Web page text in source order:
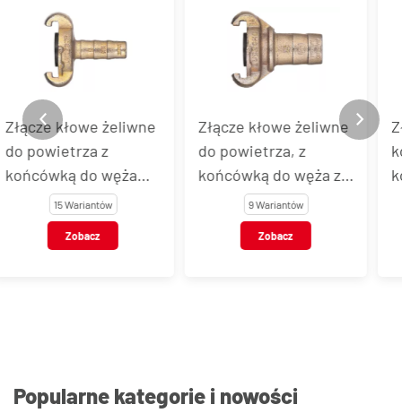
Złącze kłowe żeliwne
do powietrza, z
końcówką do węża z
kołnierzem
zabezpieczającym,
DIN 3489
9 Wariantów
Zobacz
Złącze kłowe z
końcówką do węża z
kołnierzem
zabezpieczającym i
otworami dla
zawleczki, żeliwo
1 Wariant
Zobacz
Popularne kategorie i nowości